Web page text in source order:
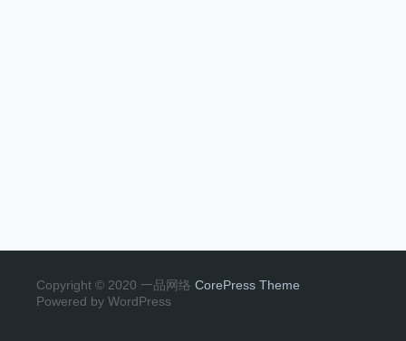
Copyright © 2020 一品网络 CorePress Theme
Powered by WordPress